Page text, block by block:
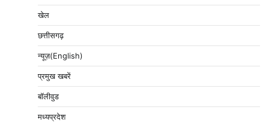
खेल
छत्तीसगढ़
न्यूज़(English)
प्रमुख खबरें
बॉलीवुड
मध्यप्रदेश